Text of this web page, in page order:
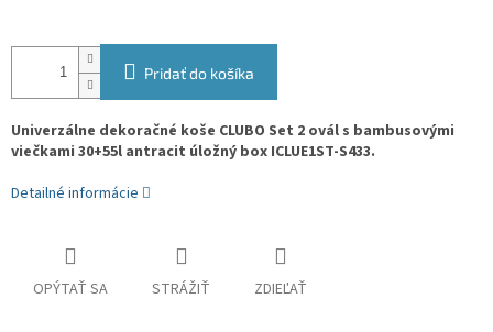
Pridať do košíka
Univerzálne dekoračné koše CLUBO Set 2 ovál s bambusovými
viečkami 30+55l antracit úložný box ICLUE1ST-S433.
Detailné informácie
OPÝTAŤ SA STRÁŽIŤ ZDIEĽAŤ